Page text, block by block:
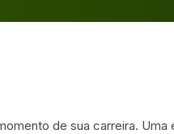
de sua carreira.